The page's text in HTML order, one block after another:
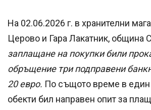
На 02.06.2026 г. в хранителни
Церово и Гара Лакатник, община
заплащане на покупки били
обръщение три подправени
20 евро. По същото време в един
обекти бил направен опит за